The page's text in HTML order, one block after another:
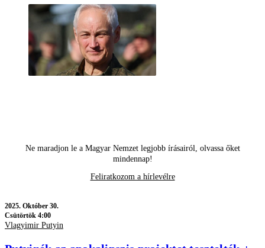
Ne maradjon le a Magyar Nemzet legjobb írásairól, olvassa őket
mindennap!
Feliratkozom a hírlevélre
2025. Október 30.
Csütörtök 4:00
Vlagyimir Putyin